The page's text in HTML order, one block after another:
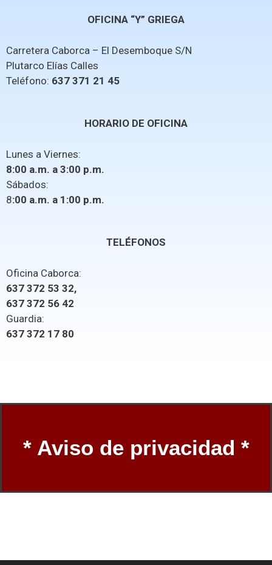
OFICINA “Y” GRIEGA
Carretera Caborca – El Desemboque S/N
Plutarco Elías Calles
Teléfono: 637 371 21 45
HORARIO DE OFICINA
Lunes a Viernes:
8:00 a.m. a 3:00 p.m.
Sábados:
8:00 a.m. a 1:00 p.m.
TELÉFONOS
Oficina Caborca:
637 372 53 32,
637 372 56 42
Guardia:
637 372 17 80
* Aviso de privacidad *